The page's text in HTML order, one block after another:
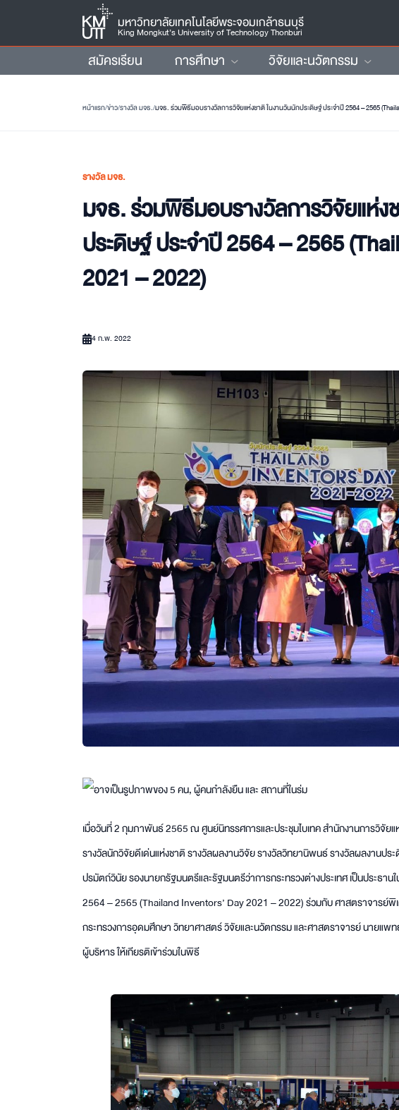
มหาวิทยาลัยเทคโนโลยีพระจอมเกล้าธนบุรี
King Mongkut’s University of Technology Thonburi
สมัครเรียน การศึกษา วิจัยและนวัตกรรม
หน้าแรก/ข่าว/รางวัล มจธ./มจธ. ร่วมพิธีมอบรางวัลการวิจัยแห่งชาติ ในงานวันนักประดิษฐ์ ประจำปี 2564 – 2565
รางวัล มจธ.
มจธ. ร่วมพิธีมอบรางวัลการวิจัยแห่ง
ประดิษฐ์ ประจำปี 2564 – 2565
2021 – 2022)
4 ก.พ. 2022
เมื่อวันที่ 2 กุมภาพันธ์ 2565 ณ ศูนย์นิทรรศการและประชุมไบเทค สำนักงานการวิจัย
รางวัลนักวิจัยดีเด่นแห่งชาติ รางวัลผลงานวิจัย รางวัลวิทยานิพนธ์ รางวัลผลงานป
ปรมัตถ์วินัย รองนายกรัฐมนตรีและรัฐมนตรีว่าการกระทรวงต่างประเทศ เป็นประธา
2564 – 2565 (Thailand Inventors’ Day 2021 – 2022) ร่วมกับ ศาสตราจารย์พิ
กระทรวงการอุดมศึกษา วิทยาศาสตร์ วิจัยและนวัตกรรม และศาสตราจารย์ นายแ
ผู้บริหาร ให้เกียรติเข้าร่วมในพิธี